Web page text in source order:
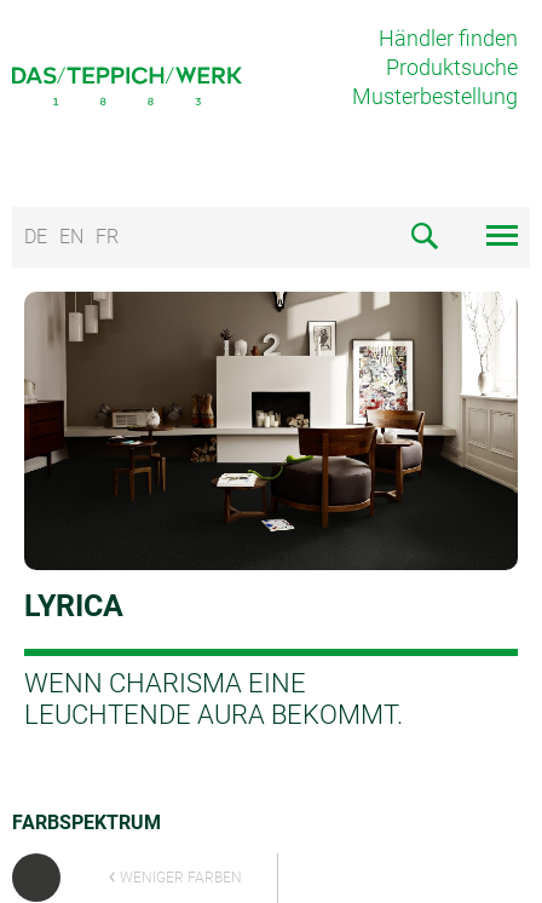
Händler finden
Produktsuche
Musterbestellung
DE EN FR
LYRICA
WENN CHARISMA EINE
LEUCHTENDE AURA BEKOMMT.
FARBSPEKTRUM
WENIGER FARBEN